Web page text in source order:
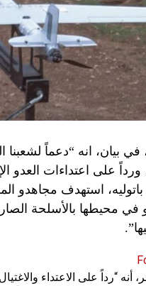
بيان، انه “دعماً
ورداً على اعتداءات العدو
في محيطها بالأسلحة
أنه “رداً على الاعتداء